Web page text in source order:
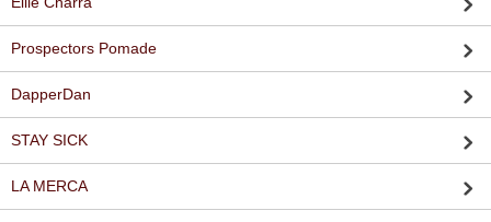
Prospectors Pomade
DapperDan
STAY SICK
LA MERCA